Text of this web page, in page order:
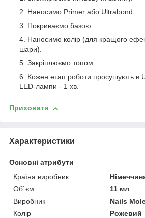
Наносимо Primer або Ultrabond.
Покриваємо базою.
Наносимо колір (для кращого
шари).
Закріплюємо топом.
Кожен етап роботи просушують в
LED-лампи - 1 хв.
Приховати
Характеристики
Основні атрибути
Країна виробник
Об`єм
11 мл
Виробник
Nails
Колір
Рожевий